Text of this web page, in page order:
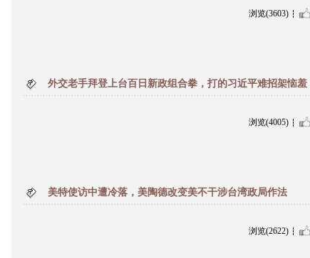
浏览(3603)
外交老手拜登上台百日新政组合拳，打的习近平难招架恼羞
浏览(4005)
美特使访中遭冷落，美陶德改变美不干涉台湾政局作法
浏览(2622)